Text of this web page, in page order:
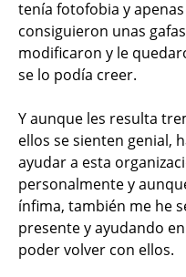
tenía fotofobia y
consiguieron unas
modificaron y le
se lo podía creer.
Y aunque les resulta
ellos se sienten genial,
ayudar a esta
personalmente y
ínfima, también me he
presente y ayudando
poder volver con ellos.